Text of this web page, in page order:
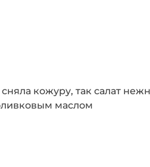
кожуру, так салат
маслом